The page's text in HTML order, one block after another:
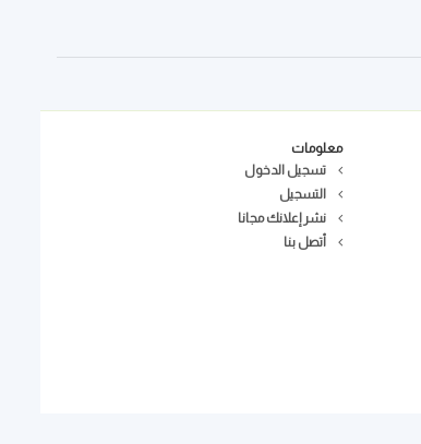
معلومات
تسجيل الدخول
التسجيل
نشر إعلانك مجانا
أتصل بنا